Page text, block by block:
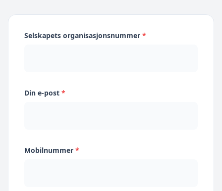
Selskapets organisasjonsnummer *
Din e-post *
Mobilnummer *